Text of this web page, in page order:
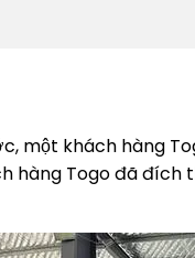
một khách hàng
hàng Togo đã đích